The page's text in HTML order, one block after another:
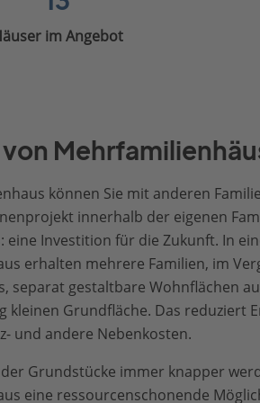
im Angebot
können Sie mit anderen
innerhalb der eigenen
eine Investition für die Zukunft. In
erhalten mehrere Familien, im
separat gestaltbare Wohnflächen
kleinen Grundfläche. Das reduziert
und andere Nebenkosten.
Grundstücke immer knapper
eine ressourcenschonende